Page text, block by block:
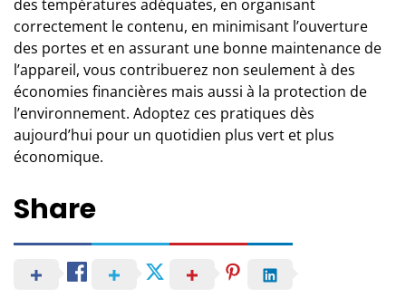
des températures adéquates, en organisant
correctement le contenu, en minimisant l’ouverture
des portes et en assurant une bonne maintenance de
l’appareil, vous contribuerez non seulement à des
économies financières mais aussi à la protection de
l’environnement. Adoptez ces pratiques dès
aujourd’hui pour un quotidien plus vert et plus
économique.
Share